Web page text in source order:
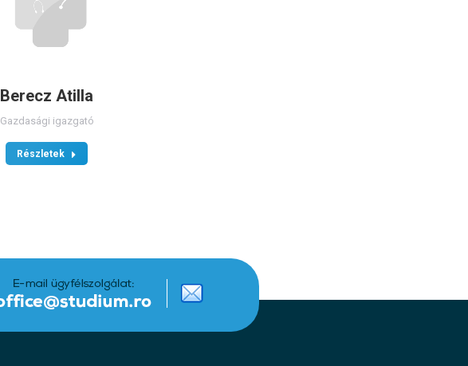
Berecz Atilla
Gazdasági igazgató
Részletek